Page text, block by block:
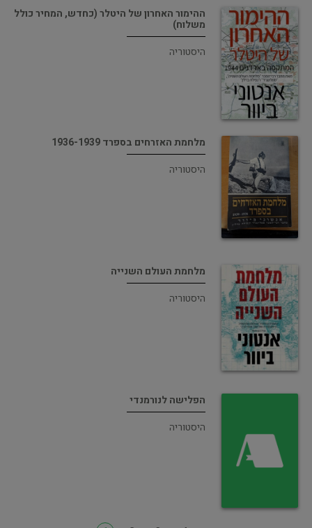
ההימור האחרון של היטלר (כחדש, המחיר כולל
משלוח)
היסטוריה
מלחמת האזרחים בספרד 1936-1939
היסטוריה
מלחמת העולם השנייה
היסטוריה
הפלישה לנורמנדי
היסטוריה